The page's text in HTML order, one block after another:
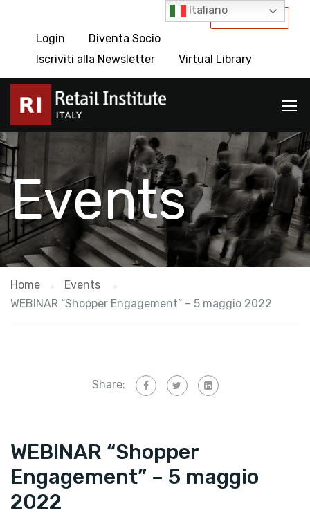
International
Login
Diventa Socio
Iscriviti alla Newsletter
Virtual Library
Events
Home
Events
WEBINAR “Shopper Engagement” – 5 maggio 2022
Share:
WEBINAR “Shopper
Engagement” – 5 maggio
2022
Italiano